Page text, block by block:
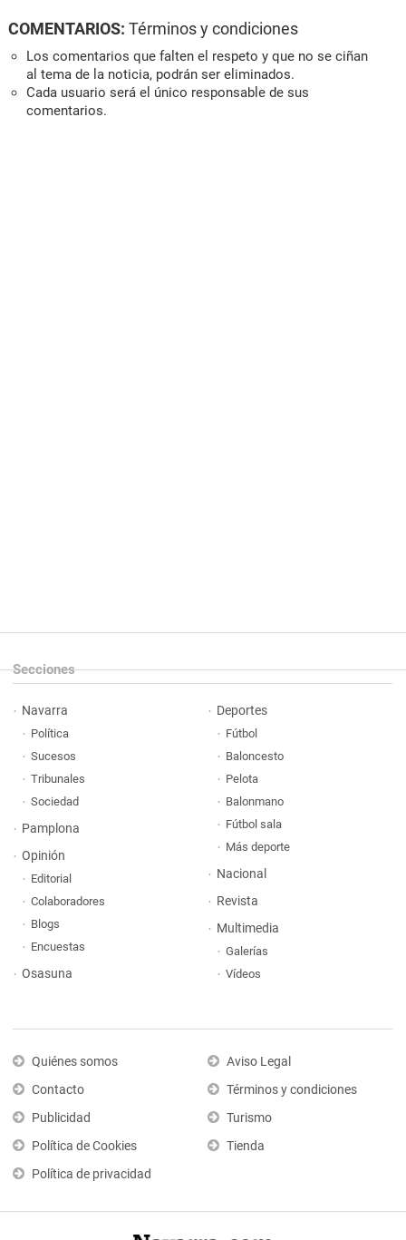
COMENTARIOS: Términos y condiciones
Los comentarios que falten el respeto y que no se ciñan
al tema de la noticia, podrán ser eliminados.
Cada usuario será el único responsable de sus
comentarios.
Secciones
Navarra
Política
Sucesos
Tribunales
Sociedad
Pamplona
Opinión
Editorial
Colaboradores
Blogs
Encuestas
Osasuna
Deportes
Fútbol
Baloncesto
Pelota
Balonmano
Fútbol sala
Más deporte
Nacional
Revista
Multimedia
Galerías
Vídeos
Quiénes somos
Contacto
Publicidad
Política de Cookies
Política de privacidad
Aviso Legal
Términos y condiciones
Turismo
Tienda